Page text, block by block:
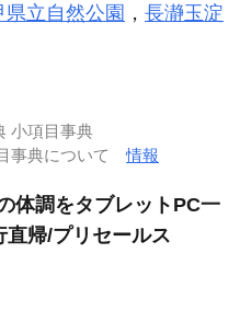
県立自然公園 ， 長瀞玉淀
小項目事典
目事典について情報
体調をタブレットPC一
帰/プリセールス